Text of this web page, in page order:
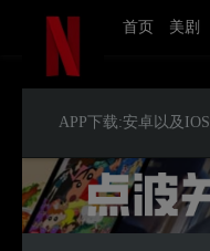
首页 美剧
APP下载:安卓以及IOS